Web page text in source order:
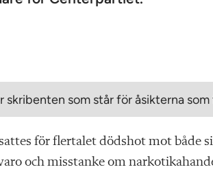
som står för åsikterna som
för flertalet dödshot mot både
och misstanke om